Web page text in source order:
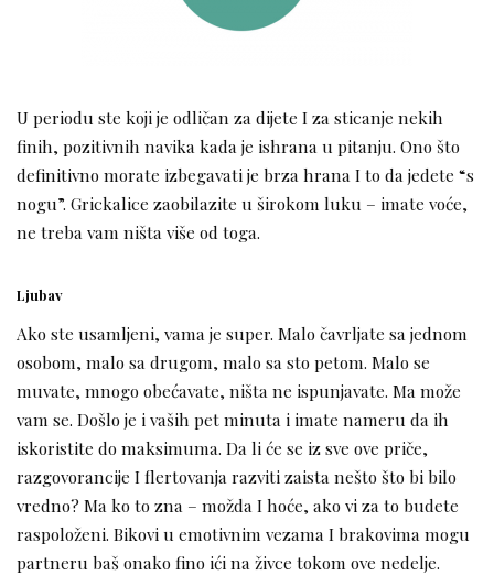
U periodu ste koji je odličan za dijete I za sticanje nekih
finih, pozitivnih navika kada je ishrana u pitanju. Ono što
definitivno morate izbegavati je brza hrana I to da jedete “s
nogu”. Grickalice zaobilazite u širokom luku – imate voće,
ne treba vam ništa više od toga.
Ljubav
Ako ste usamljeni, vama je super. Malo čavrljate sa jednom
osobom, malo sa drugom, malo sa sto petom. Malo se
muvate, mnogo obećavate, ništa ne ispunjavate. Ma može
vam se. Došlo je i vaših pet minuta i imate nameru da ih
iskoristite do maksimuma. Da li će se iz sve ove priče,
razgovorancije I flertovanja razviti zaista nešto što bi bilo
vredno? Ma ko to zna – možda I hoće, ako vi za to budete
raspoloženi. Bikovi u emotivnim vezama I brakovima mogu
partneru baš onako fino ići na živce tokom ove nedelje.